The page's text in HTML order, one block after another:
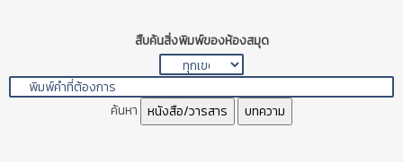
สืบค้นสิ่งพิมพ์ของห้องสมุด
ค้นหา หนังสือ/วารสาร บทความ